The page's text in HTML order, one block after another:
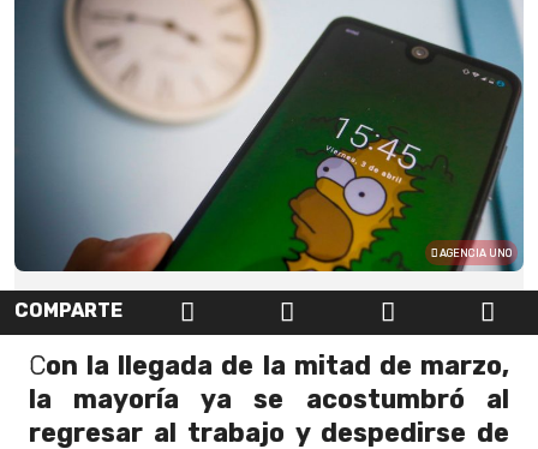
AGENCIA UNO
COMPARTE
Con la llegada de la mitad de marzo,
la mayoría ya se acostumbró al
regresar al trabajo y despedirse de